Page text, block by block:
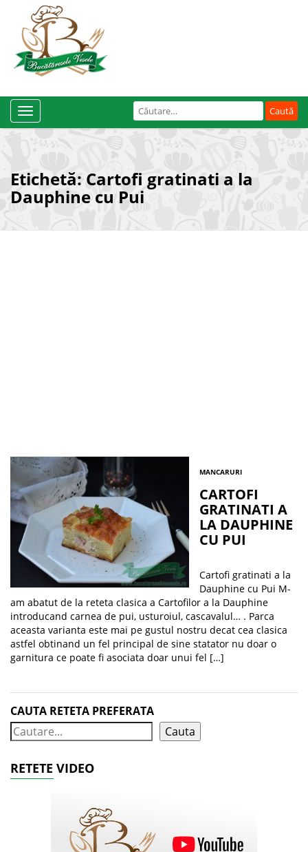
Caută
după:
Toggle
Navigation
Etichetă: Cartofi gratinati a la
Dauphine cu Pui
MANCARURI
CARTOFI
GRATINATI A
LA DAUPHINE
CU PUI
Cartofi gratinati a la
Dauphine cu Pui M-
am abatut de la reteta clasica a Cartofilor a la Dauphine
introducand carnea de pui, usturoiul, cascavalul… . Parca
aceasta varianta este mai pe gustul nostru decat cea clasica
astfel obtinand un fel principal de sine statator nu doar o
garnitura ce poate fi asociata doar unui fel […]
CAUTA RETETA PREFERATA
Cauta
RETETE VIDEO